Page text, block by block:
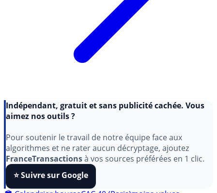
Indépendant, gratuit et sans publicité cachée. Vous
Pour soutenir le travail de notre équipe face aux
algorithmes et ne rater aucun décryptage, ajoutez
FranceTransactionsà vos sources préférées en 1 clic.
⭐️ Suivre sur Google